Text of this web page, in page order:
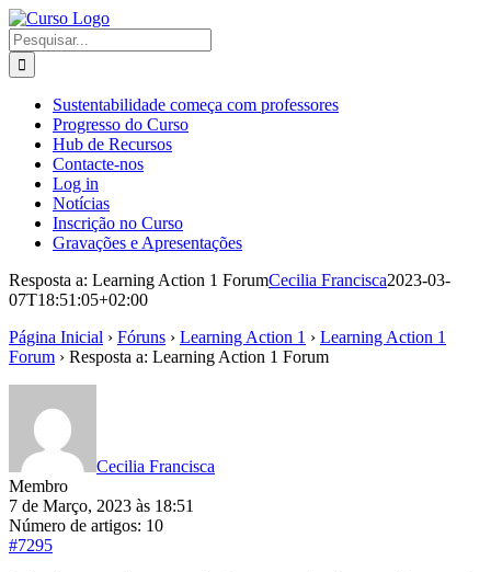
Skip
to
content
Pesquisar
Sustentabilidade começa com professores
Progresso do Curso
Hub de Recursos
Contacte-nos
Log in
Notícias
Inscrição no Curso
Gravações e Apresentações
Resposta a: Learning Action 1 ForumCecilia Francisca2023-03-
07T18:51:05+02:00
Página Inicial › Fóruns › Learning Action 1 › Learning Action 1
Forum › Resposta a: Learning Action 1 Forum
Cecilia Francisca
Membro
7 de Março, 2023 às 18:51
Número de artigos: 10
#7295